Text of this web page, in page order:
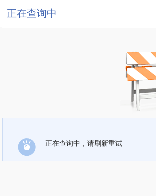
正在查询中
正在查询中，请刷新重试